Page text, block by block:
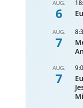
AUG.
6
AUG.
7
AUG.
7